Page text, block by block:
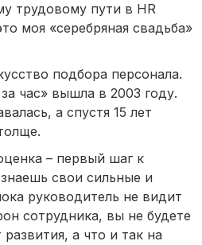
трудовому пути в HR
моя «серебряная свадьба»
подбора персонала.
час» вышла в 2003 году.
а спустя 15 лет
– первый шаг к
свои сильные и
руководитель не видит
сотрудника, вы не будете
а что и так на